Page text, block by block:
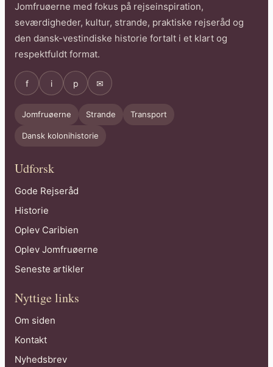
Jomfruøerne med fokus på rejseinspiration,
seværdigheder, kultur, strande, praktiske rejseråd og
den dansk-vestindiske historie fortalt i et klart og
respektfuldt format.
f i p ✉
Jomfruøerne Strande Transport
Dansk kolonihistorie
Udforsk
Gode Rejseråd
Historie
Oplev Caribien
Oplev Jomfruøerne
Seneste artikler
Nyttige links
Om siden
Kontakt
Nyhedsbrev